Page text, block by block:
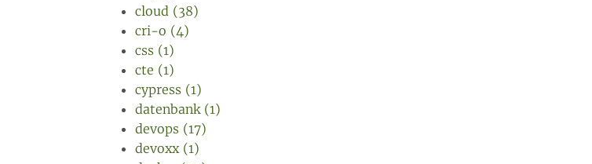
cloud (38)
cri-o (4)
css (1)
cte (1)
cypress (1)
datenbank (1)
devops (17)
devoxx (1)